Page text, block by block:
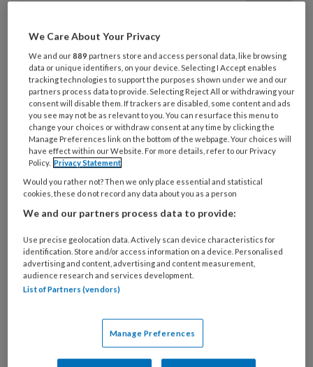
verschrikkelijk'? Je hoort het in
14 JULI 2026 ACHTERGROND ZORGENKINDEREN
Samen sterk voor zorgenkinderen:
We Care About Your Privacy
We and our889 partners store and access personal data, like browsing
data or unique identifiers, on your device. Selecting I Accept enables
tracking technologies to support the purposes shown under we and our
partners process data to provide. Selecting Reject All or withdrawing your
consent will disable them. If trackers are disabled, some content and ads
you see may not be as relevant to you. You can resurface this menu to
change your choices or withdraw consent at any time by clicking the
Manage Preferences link on the bottom of the webpage. Your choices will
have effect within our Website. For more details, refer to our Privacy
Policy. Privacy Statement
Would you rather not? Then we only place essential and statistical
cookies, these do not record any data about you as a person
We and our partners process data to provide:
Use precise geolocation data. Actively scan device characteristics for
identification. Store and/or access information on a device. Personalised
advertising and content, advertising and content measurement,
audience research and services development.
List of Partners (vendors)
Manage Preferences